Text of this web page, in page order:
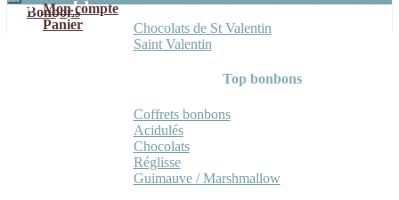
Mon compte
Panier
Bonbons
Chocolats de St Valentin
Saint Valentin
Top bonbons
Coffrets bonbons
Acidulés
Chocolats
Réglisse
Guimauve / Marshmallow